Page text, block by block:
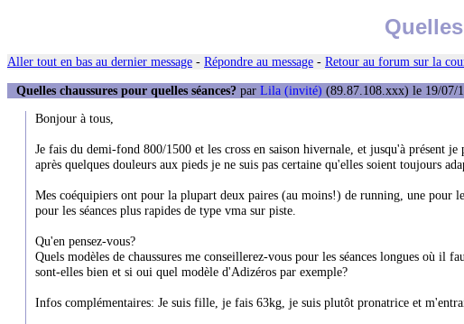
Aller tout en bas au dernier message - Répondre au message - Retour au forum sur la
Quelles chaussures pour quelles séances? par Lila (invité) (89.87.108.xxx) le 19/07/
Bonjour à tous,
Je fais du demi-fond 800/1500 et les cross en saison hivernale, et jusqu'à présent
après quelques douleurs aux pieds je ne suis pas certaine qu'elles soient toujours
Mes coéquipiers ont pour la plupart deux paires (au moins!) de running, une pour
pour les séances plus rapides de type vma sur piste.
Qu'en pensez-vous?
Quels modèles de chaussures me conseillerez-vous pour les séances longues où il
sont-elles bien et si oui quel modèle d'Adizéros par exemple?
Infos complémentaires: Je suis fille, je fais 63kg, je suis plutôt pronatrice et